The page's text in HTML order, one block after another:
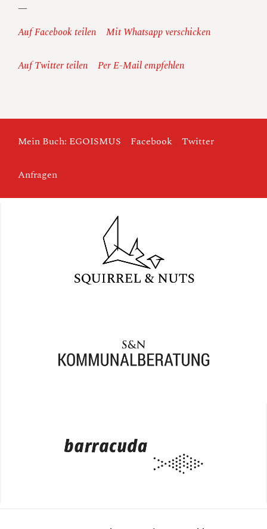
—
Auf Facebook teilen
Mit Whatsapp verschicken
Auf Twitter teilen Per E-Mail empfehlen
Mein Buch: EGOISMUS Facebook Twitter
Anfragen